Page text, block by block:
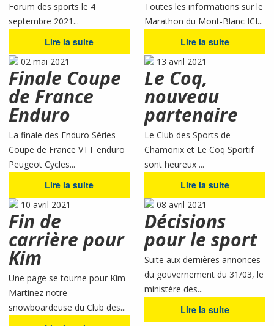
Forum des sports le 4
septembre 2021...
Lire la suite
Toutes les informations sur le
Marathon du Mont-Blanc ICI...
Lire la suite
02 mai 2021
Finale Coupe
de France
Enduro
La finale des Enduro Séries -
Coupe de France VTT enduro
Peugeot Cycles...
Lire la suite
13 avril 2021
Le Coq,
nouveau
partenaire
Le Club des Sports de
Chamonix et Le Coq Sportif
sont heureux ...
Lire la suite
10 avril 2021
Fin de
carrière pour
Kim
Une page se tourne pour Kim
Martinez notre
snowboardeuse du Club des...
08 avril 2021
Décisions
pour le sport
Suite aux dernières annonces
du gouvernement du 31/03, le
ministère des...
Lire la suite